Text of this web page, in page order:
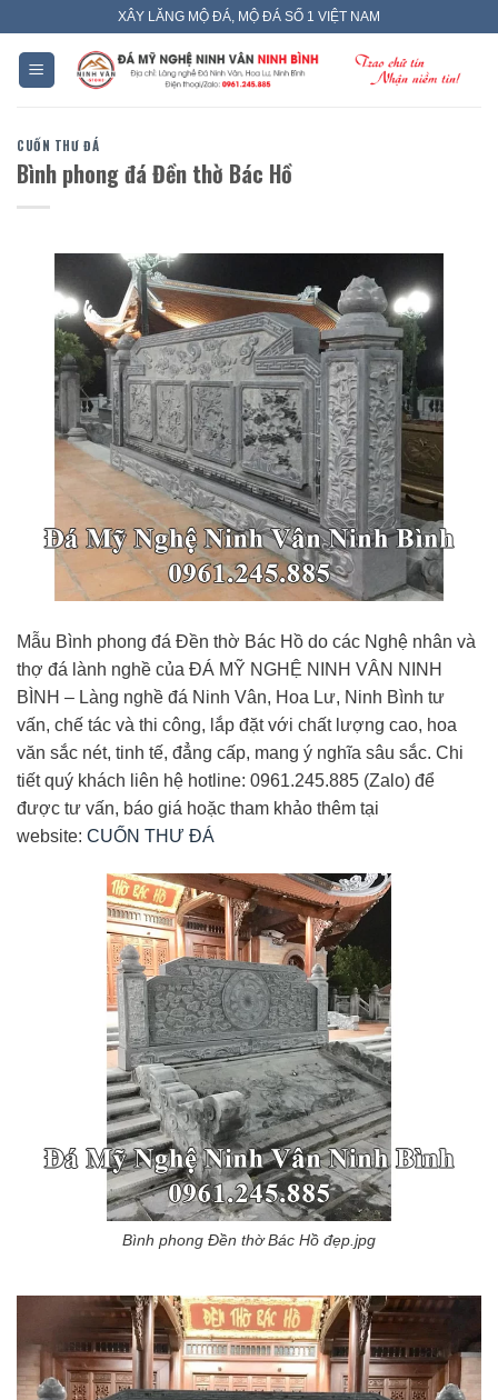
content
XÂY LĂNG MỘ ĐÁ, MỘ ĐÁ SỐ 1 VIỆT NAM
CUỐN THƯ ĐÁ
Bình phong đá Đền thờ Bác Hồ
Mẫu Bình phong đá Đền thờ Bác Hồ do các Nghệ nhân và
thợ đá lành nghề của ĐÁ MỸ NGHỆ NINH VÂN NINH
BÌNH – Làng nghề đá Ninh Vân, Hoa Lư, Ninh Bình tư
vấn, chế tác và thi công, lắp đặt với chất lượng cao, hoa
văn sắc nét, tinh tế, đẳng cấp, mang ý nghĩa sâu sắc. Chi
tiết quý khách liên hệ hotline: 0961.245.885 (Zalo) để
được tư vấn, báo giá hoặc tham khảo thêm tại
website: CUỐN THƯ ĐÁ
Bình phong Đền thờ Bác Hồ đẹp.jpg